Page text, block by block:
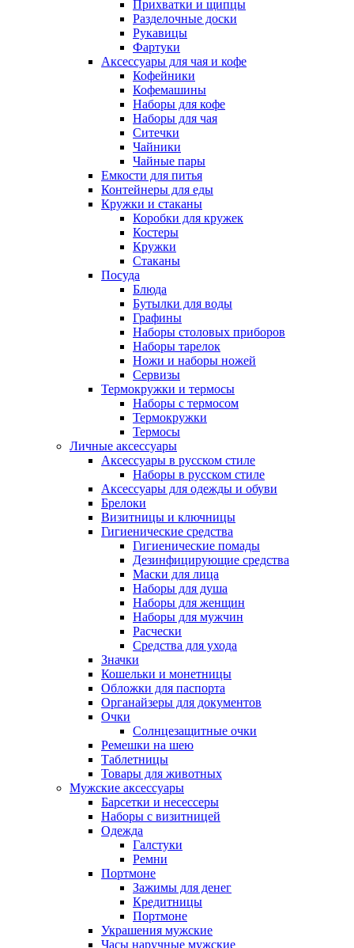
Прихватки и щипцы
Разделочные доски
Рукавицы
Фартуки
Аксессуары для чая и кофе
Кофейники
Кофемашины
Наборы для кофе
Наборы для чая
Ситечки
Чайники
Чайные пары
Емкости для питья
Контейнеры для еды
Кружки и стаканы
Коробки для кружек
Костеры
Кружки
Стаканы
Посуда
Блюда
Бутылки для воды
Графины
Наборы столовых приборов
Наборы тарелок
Ножи и наборы ножей
Сервизы
Термокружки и термосы
Наборы с термосом
Термокружки
Термосы
Личные аксессуары
Аксессуары в русском стиле
Наборы в русском стиле
Аксессуары для одежды и обуви
Брелоки
Визитницы и ключницы
Гигиенические средства
Гигиенические помады
Дезинфицирующие средства
Маски для лица
Наборы для душа
Наборы для женщин
Наборы для мужчин
Расчески
Средства для ухода
Значки
Кошельки и монетницы
Обложки для паспорта
Органайзеры для документов
Очки
Солнцезащитные очки
Ремешки на шею
Таблетницы
Товары для животных
Мужские аксессуары
Барсетки и несессеры
Наборы с визитницей
Одежда
Галстуки
Ремни
Портмоне
Зажимы для денег
Кредитницы
Портмоне
Украшения мужские
Часы наручные мужские